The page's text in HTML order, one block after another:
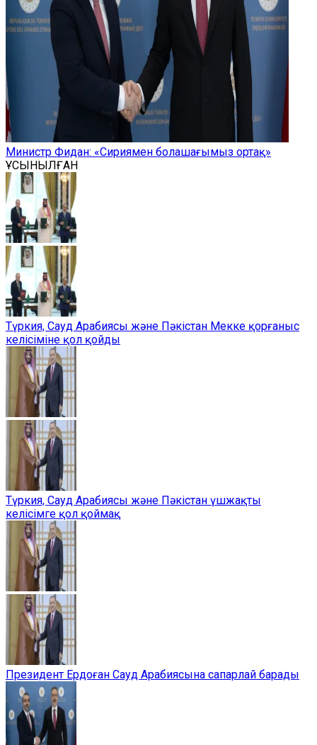
Министр Фидан: «Сириямен болашағымыз ортақ»
ҰСЫНЫЛҒАН
Түркия, Сауд Арабиясы және Пәкістан Мекке қорғаныс
келісіміне қол қойды
Түркия, Сауд Арабиясы және Пәкістан үшжақты
келісімге қол қоймақ
Президент Ердоған Сауд Арабиясына сапарлай барады